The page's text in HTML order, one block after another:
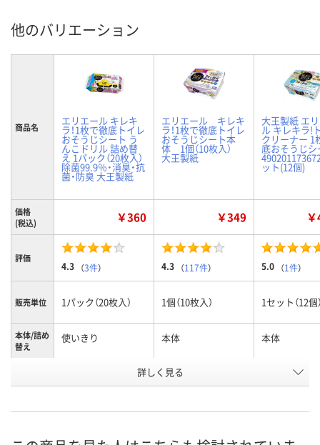
他のバリエーション
商品名 エリエール キレキ
ラ！1枚で徹底トイレ
おそうじシート う
んこドリル 詰め替
え 1パック（20枚入）
除菌99.9％・消臭・抗
菌・防臭 大王製紙
エリエール キレキ
ラ！1枚で徹底トイレ
おそうじシート本
体 1個（10枚入）
大王製紙
大王製紙 エ
ル キレキラ!
クリーナー 1
底おそうじシ
ット(12個)
価格
(税込)
￥360 ￥349
評価
4.3 （3件） 4.3 （117件） 5.0 （1件）
販売単位 1パック（20枚入） 1個（10枚入） 1セット（12個
本体/詰め
替え
使いきり 本体 本体
クリーンフローラル
の香り
シトラスミ
り
お申込番
詳しく見る